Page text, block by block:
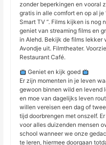
zonder beperkingen en vooral
gratis in alle comfort en op al je
Smart TV “. Films kijken is nog
geniet van streaming films en
in Alehd. Bekijk de films lekker
Avondje uit. Filmtheater.
Restaurant Café.
Geniet en kijk goed
Er zijn momenten in je leven
gewoon binnen wild en levend
en moe van dagelijks leven
willen vereisen een dag of
tijd doorbrengen met onszelf.
voor alles duizenden mensen
school wanneer we onze
te leren, hiermee doorgaan